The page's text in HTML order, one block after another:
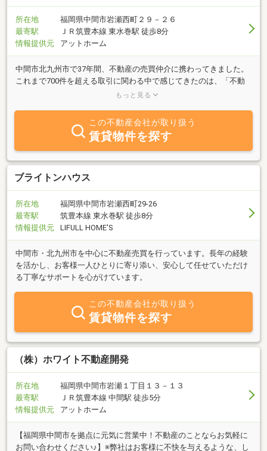
所在地
福岡県中間市岩瀬西町２９－２６
最寄駅
ＪＲ筑豊本線 東水巻駅 徒歩8分
情報提供元
アットホーム
中間市北九州市で37年間、不動産の売買仲介に携わってきました。
これまで700件を超える取引に関わる中で感じてきたのは、「不動
産は人生の節目に寄り添う仕事」だということです。一つひとつの
いと考えています。私は長くこの地域で仕事をしてきましたが、最
近は若い世代から学ぶことも多く、柔軟な発想やスピード感の大切
さを改めて感じています。経験に頼りすぎず、常に新しい情報を取
り入れながら、お客様にとって最適なご提案ができるよう努めてい
ます。相続や空き家の整理、遠方の物件など、どんな小さなことで
もお気軽にご相談ください。外出が多いこともありますので、まず
はお電話をいただけるとスムーズです。地域に根ざし、誠実に、丁
寧に。 これからも皆さまの大切な不動産取引をしっかりとサポート
してまいります。
もっと見る
この不動産会社が取り扱う
賃貸物件を探す
ブライトンハウス
所在地
福岡県中間市岩瀬西町29-26
最寄駅
筑豊本線 東水巻駅 徒歩8分
情報提供元
LIFULL HOME'S
中間市・北九州市を中心に不動産売買を行っています。長年の経験
を活かし、お客様一人ひとりに寄り添い、安心して任せていただけ
る丁寧なサポートを心がけています。
この不動産会社が取り扱う
賃貸物件を探す
（株）ホワイト不動産開発
所在地
福岡県中間市岩瀬１丁目１３－１３
最寄駅
ＪＲ筑豊本線 中間駅 徒歩5分
情報提供元
アットホーム
【福岡県中間市を拠点に元気に営業中！不動産のことならお気軽に
お問い合わせください♪】※弊社はお客様に不快を与えるような、し